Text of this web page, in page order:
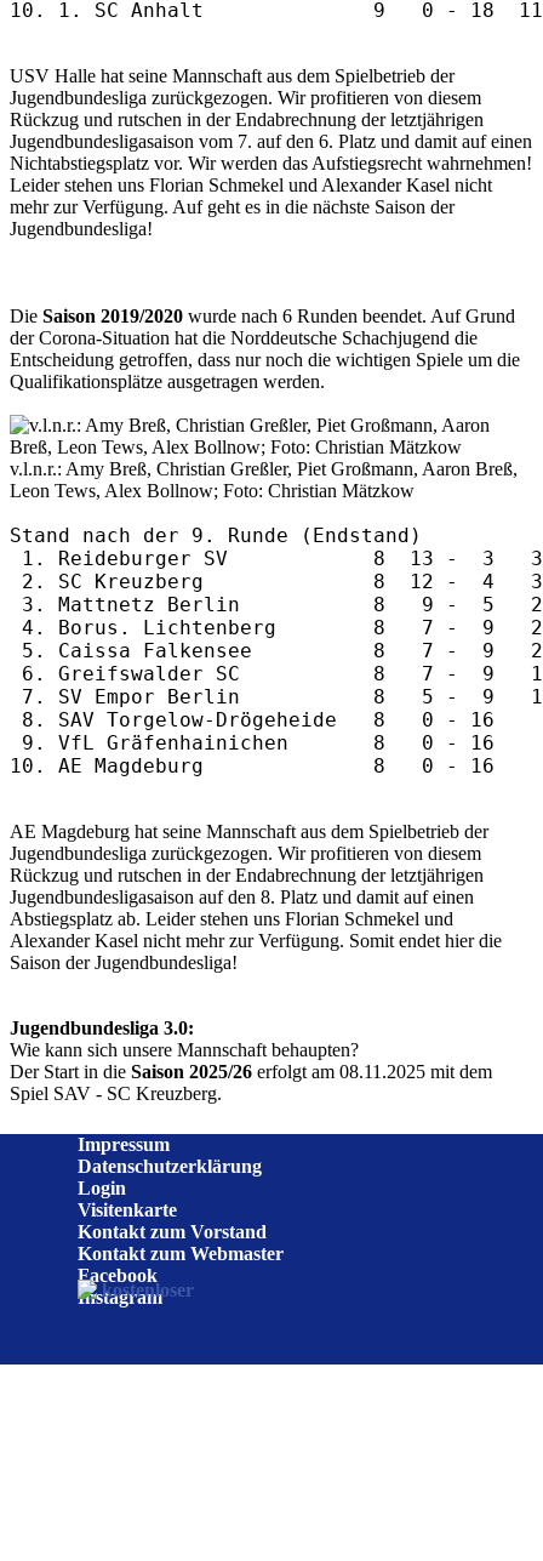
USV Halle hat seine Mannschaft aus dem Spielbetrieb der
Jugendbundesliga zurückgezogen. Wir profitieren von diesem
Rückzug und rutschen in der Endabrechnung der letztjährigen
Jugendbundesligasaison vom 7. auf den 6. Platz und damit auf einen
Nichtabstiegsplatz vor. Wir werden das Aufstiegsrecht wahrnehmen!
Leider stehen uns Florian Schmekel und Alexander Kasel nicht
mehr zur Verfügung. Auf geht es in die nächste Saison der
Jugendbundesliga!
Die Saison 2019/2020 wurde nach 6 Runden beendet. Auf Grund
der Corona-Situation hat die Norddeutsche Schachjugend die
Entscheidung getroffen, dass nur noch die wichtigen Spiele um die
Qualifikationsplätze ausgetragen werden.
v.l.n.r.: Amy Breß, Christian Greßler, Piet Großmann, Aaron Breß,
Leon Tews, Alex Bollnow; Foto: Christian Mätzkow
Stand nach der 9. Runde (Endstand)
1. Reideburger SV            8  13 -  3
2. SC Kreuzberg              8  12 -  4
3. Mattnetz Berlin           8   9 -  5
4. Borus. Lichtenberg        8   7 -  9
5. Caissa Falkensee          8   7 -  9
6. Greifswalder SC           8   7 -  9
7. SV Empor Berlin           8   5 -  9
8. SAV Torgelow-Drögeheide   8   0 - 16
9. VfL Gräfenhainichen       8   0 - 16
AE Magdeburg hat seine Mannschaft aus dem Spielbetrieb der
Jugendbundesliga zurückgezogen. Wir profitieren von diesem
Rückzug und rutschen in der Endabrechnung der letztjährigen
Jugendbundesligasaison auf den 8. Platz und damit auf einen
Abstiegsplatz ab. Leider stehen uns Florian Schmekel und
Alexander Kasel nicht mehr zur Verfügung. Somit endet hier die
Saison der Jugendbundesliga!
Jugendbundesliga 3.0:
Wie kann sich unsere Mannschaft behaupten?
Der Start in die Saison 2025/26 erfolgt am 08.11.2025 mit dem
Spiel SAV - SC Kreuzberg.
Impressum
Datenschutzerklärung
Login
Visitenkarte
Kontakt zum Vorstand
Kontakt zum Webmaster
Facebook
Instagram